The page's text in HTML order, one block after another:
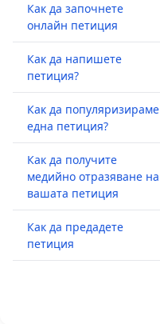
Как да започнете
онлайн петиция
Как да напишете
петиция?
Как да популяризираме
една петиция?
Как да получите
медийно отразяване на
вашата петиция
Как да предадете
петиция